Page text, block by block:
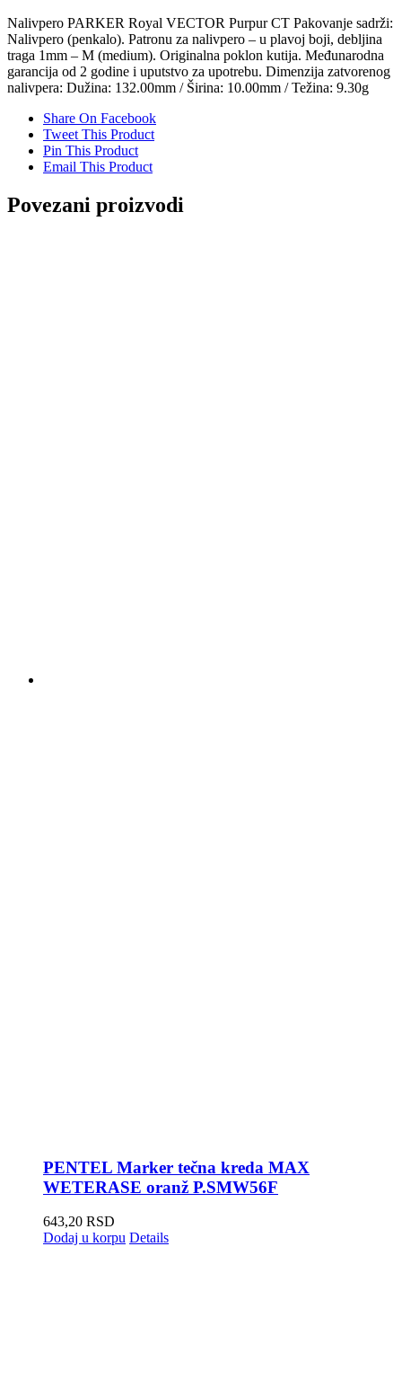
Nalivpero PARKER Royal VECTOR Purpur CT Pakovanje sadrži:
Nalivpero (penkalo). Patronu za nalivpero – u plavoj boji, debljina
traga 1mm – M (medium). Originalna poklon kutija. Međunarodna
garancija od 2 godine i uputstvo za upotrebu. Dimenzija zatvorenog
nalivpera: Dužina: 132.00mm / Širina: 10.00mm / Težina: 9.30g
Share On Facebook
Tweet This Product
Pin This Product
Email This Product
Povezani proizvodi
PENTEL Marker tečna kreda MAX
WETERASE oranž P.SMW56F
643,20 RSD
Dodaj u korpu Details